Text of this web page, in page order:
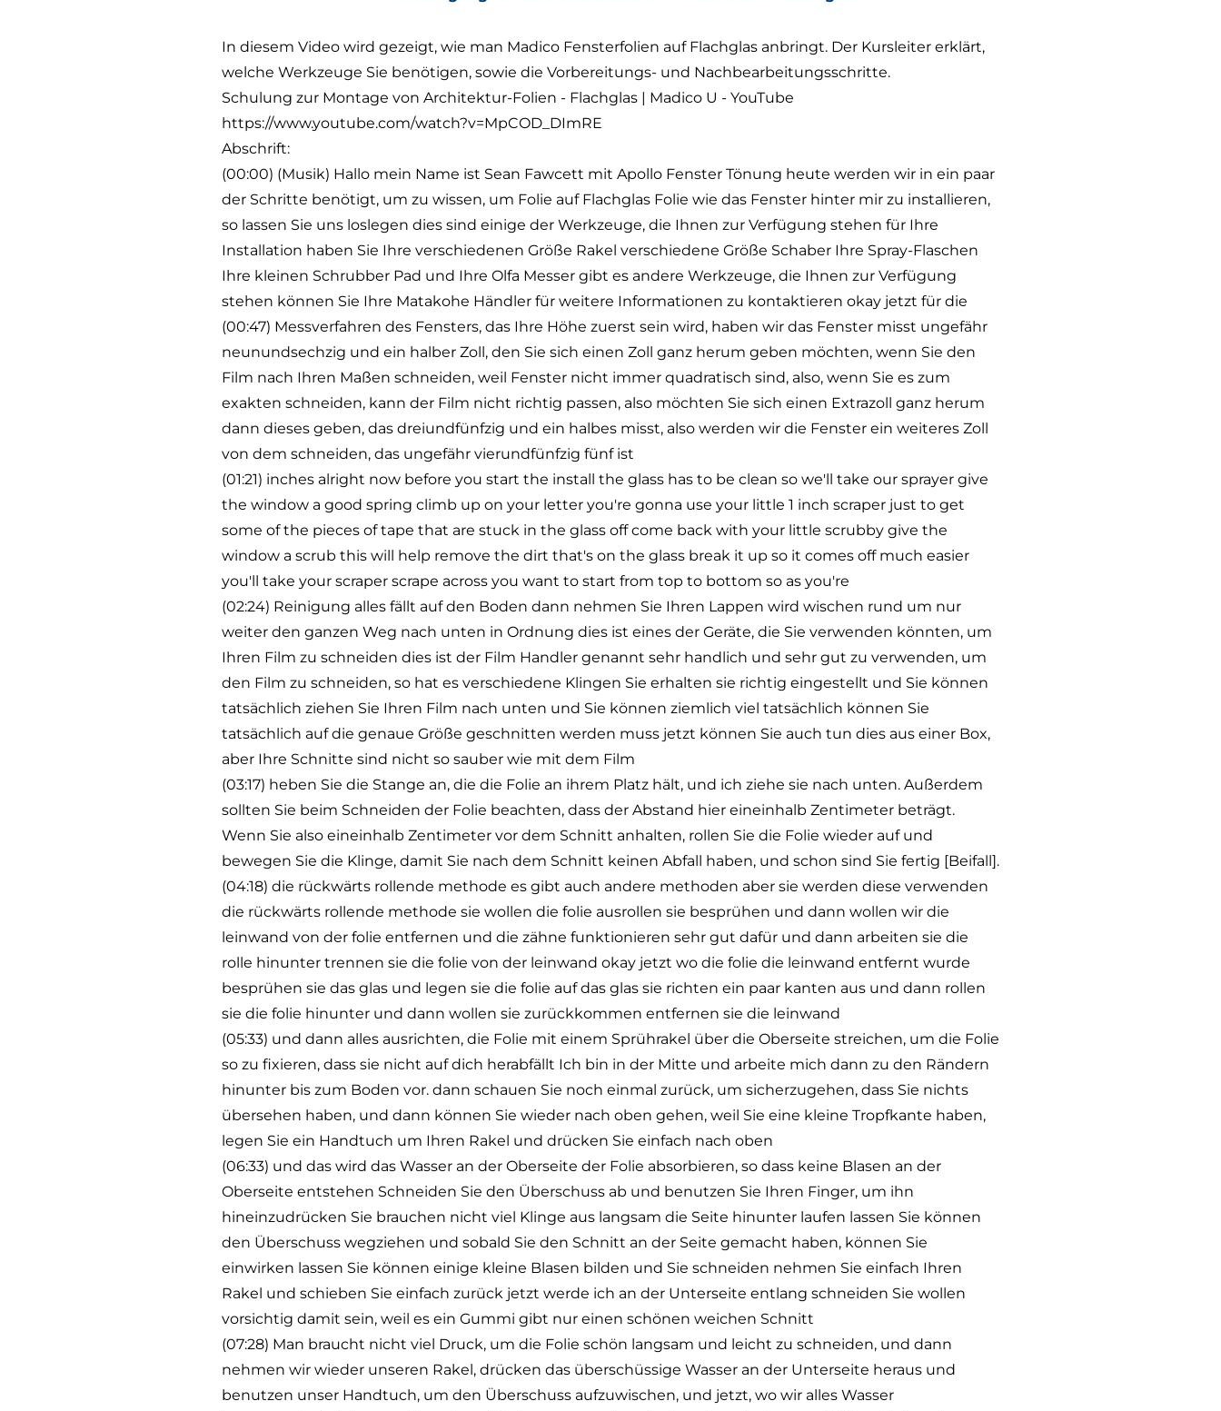
In diesem Video wird gezeigt, wie man Madico Fensterfolien auf Flachglas anbringt. Der Kursleiter erklärt,
welche Werkzeuge Sie benötigen, sowie die Vorbereitungs- und Nachbearbeitungsschritte.
Schulung zur Montage von Architektur-Folien - Flachglas | Madico U - YouTube
https://www.youtube.com/watch?v=MpCOD_DImRE
Abschrift:
(00:00) (Musik) Hallo mein Name ist Sean Fawcett mit Apollo Fenster Tönung heute werden wir in ein paar
der Schritte benötigt, um zu wissen, um Folie auf Flachglas Folie wie das Fenster hinter mir zu installieren,
so lassen Sie uns loslegen dies sind einige der Werkzeuge, die Ihnen zur Verfügung stehen für Ihre
Installation haben Sie Ihre verschiedenen Größe Rakel verschiedene Größe Schaber Ihre Spray-Flaschen
Ihre kleinen Schrubber Pad und Ihre Olfa Messer gibt es andere Werkzeuge, die Ihnen zur Verfügung
stehen können Sie Ihre Matakohe Händler für weitere Informationen zu kontaktieren okay jetzt für die
(00:47) Messverfahren des Fensters, das Ihre Höhe zuerst sein wird, haben wir das Fenster misst ungefähr
neunundsechzig und ein halber Zoll, den Sie sich einen Zoll ganz herum geben möchten, wenn Sie den
Film nach Ihren Maßen schneiden, weil Fenster nicht immer quadratisch sind, also, wenn Sie es zum
exakten schneiden, kann der Film nicht richtig passen, also möchten Sie sich einen Extrazoll ganz herum
dann dieses geben, das dreiundfünfzig und ein halbes misst, also werden wir die Fenster ein weiteres Zoll
von dem schneiden, das ungefähr vierundfünfzig fünf ist
(01:21) inches alright now before you start the install the glass has to be clean so we'll take our sprayer give
the window a good spring climb up on your letter you're gonna use your little 1 inch scraper just to get
some of the pieces of tape that are stuck in the glass off come back with your little scrubby give the
window a scrub this will help remove the dirt that's on the glass break it up so it comes off much easier
you'll take your scraper scrape across you want to start from top to bottom so as you're
(02:24) Reinigung alles fällt auf den Boden dann nehmen Sie Ihren Lappen wird wischen rund um nur
weiter den ganzen Weg nach unten in Ordnung dies ist eines der Geräte, die Sie verwenden könnten, um
Ihren Film zu schneiden dies ist der Film Handler genannt sehr handlich und sehr gut zu verwenden, um
den Film zu schneiden, so hat es verschiedene Klingen Sie erhalten sie richtig eingestellt und Sie können
tatsächlich ziehen Sie Ihren Film nach unten und Sie können ziemlich viel tatsächlich können Sie
tatsächlich auf die genaue Größe geschnitten werden muss jetzt können Sie auch tun dies aus einer Box,
aber Ihre Schnitte sind nicht so sauber wie mit dem Film
(03:17) heben Sie die Stange an, die die Folie an ihrem Platz hält, und ich ziehe sie nach unten. Außerdem
sollten Sie beim Schneiden der Folie beachten, dass der Abstand hier eineinhalb Zentimeter beträgt.
Wenn Sie also eineinhalb Zentimeter vor dem Schnitt anhalten, rollen Sie die Folie wieder auf und
bewegen Sie die Klinge, damit Sie nach dem Schnitt keinen Abfall haben, und schon sind Sie fertig [Beifall].
(04:18) die rückwärts rollende methode es gibt auch andere methoden aber sie werden diese verwenden
die rückwärts rollende methode sie wollen die folie ausrollen sie besprühen und dann wollen wir die
leinwand von der folie entfernen und die zähne funktionieren sehr gut dafür und dann arbeiten sie die
rolle hinunter trennen sie die folie von der leinwand okay jetzt wo die folie die leinwand entfernt wurde
besprühen sie das glas und legen sie die folie auf das glas sie richten ein paar kanten aus und dann rollen
sie die folie hinunter und dann wollen sie zurückkommen entfernen sie die leinwand
(05:33) und dann alles ausrichten, die Folie mit einem Sprührakel über die Oberseite streichen, um die Folie
so zu fixieren, dass sie nicht auf dich herabfällt Ich bin in der Mitte und arbeite mich dann zu den Rändern
hinunter bis zum Boden vor. dann schauen Sie noch einmal zurück, um sicherzugehen, dass Sie nichts
übersehen haben, und dann können Sie wieder nach oben gehen, weil Sie eine kleine Tropfkante haben,
legen Sie ein Handtuch um Ihren Rakel und drücken Sie einfach nach oben
(06:33) und das wird das Wasser an der Oberseite der Folie absorbieren, so dass keine Blasen an der
Oberseite entstehen Schneiden Sie den Überschuss ab und benutzen Sie Ihren Finger, um ihn
hineinzudrücken Sie brauchen nicht viel Klinge aus langsam die Seite hinunter laufen lassen Sie können
den Überschuss wegziehen und sobald Sie den Schnitt an der Seite gemacht haben, können Sie
einwirken lassen Sie können einige kleine Blasen bilden und Sie schneiden nehmen Sie einfach Ihren
Rakel und schieben Sie einfach zurück jetzt werde ich an der Unterseite entlang schneiden Sie wollen
vorsichtig damit sein, weil es ein Gummi gibt nur einen schönen weichen Schnitt
(07:28) Man braucht nicht viel Druck, um die Folie schön langsam und leicht zu schneiden, und dann
nehmen wir wieder unseren Rakel, drücken das überschüssige Wasser an der Unterseite heraus und
benutzen unser Handtuch, um den Überschuss aufzuwischen, und jetzt, wo wir alles Wasser